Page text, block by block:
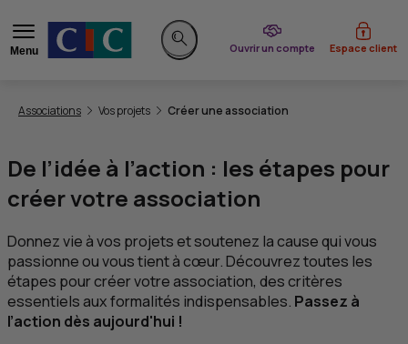
Menu
Rechercher sur le site
Ouvrir un compte
du CIC Espace client
Associations Vos projets Créer une association
De l’idée à l’action : les étapes pour
créer votre association
Donnez vie à vos projets et soutenez la cause qui vous
passionne ou vous tient à cœur. Découvrez toutes les
étapes pour créer votre association, des critères
essentiels aux formalités indispensables. Passez à
l’action dès aujourd'hui !